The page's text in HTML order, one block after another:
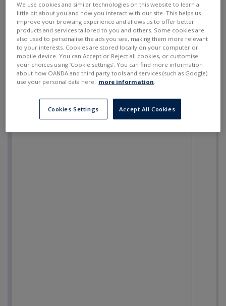
We use cookies and similar technologies on this website to learn a
little bit about you and how you interact with our site. This helps us
improve your browsing experience and allows us to offer better
products and services tailored to you and others. Some cookies are
also used to personalise the ads you see, making them more relevant
to your interests. Cookies are stored locally on your computer or
mobile device. You can Accept or Reject all cookies, or customise
your choices using ‘Cookie settings’. You can find more information
about how OANDA and third party tools and services (such as Google)
use your personal data here: more information.
Cookies Settings Accept All Cookies